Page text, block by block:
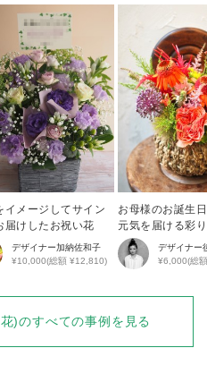
イメージしてサイン
届けしたお祝い花
デザイナー加納佐和子
¥10,000(総額 ¥12,810)
お母様のお誕生
元気を届ける彩
花アレンジデザイナー
¥6,000(総
)のすべての事例を見る